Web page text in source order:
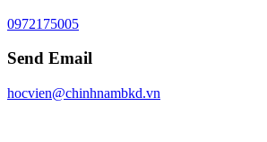
0972175005
Send Email
hocvien@chinhnambkd.vn